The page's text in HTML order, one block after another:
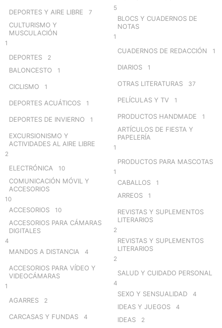
DEPORTES Y AIRE LIBRE 7
CULTURISMO Y
MUSCULACIÓN
1
DEPORTES 2
BALONCESTO 1
CICLISMO 1
DEPORTES ACUÁTICOS 1
DEPORTES DE INVIERNO 1
EXCURSIONISMO Y
ACTIVIDADES AL AIRE LIBRE
2
ELECTRÓNICA 10
COMUNICACIÓN MÓVIL Y
ACCESORIOS
10
ACCESORIOS 10
ACCESORIOS PARA CÁMARAS
DIGITALES
4
MANDOS A DISTANCIA 4
ACCESORIOS PARA VÍDEO Y
VIDEOCÁMARAS
1
AGARRES 2
CARCASAS Y FUNDAS 4
5
BLOCS Y CUADERNOS DE
NOTAS
1
CUADERNOS DE REDACCIÓN 1
DIARIOS 1
OTRAS LITERATURAS 37
PELÍCULAS Y TV 1
PRODUCTOS HANDMADE 1
ARTÍCULOS DE FIESTA Y
PAPELERÍA
1
PRODUCTOS PARA MASCOTAS
1
CABALLOS 1
ARREOS 1
REVISTAS Y SUPLEMENTOS
LITERARIOS
2
REVISTAS Y SUPLEMENTOS
LITERARIOS
2
SALUD Y CUIDADO PERSONAL
4
SEXO Y SENSUALIDAD 4
IDEAS Y JUEGOS 4
IDEAS 2